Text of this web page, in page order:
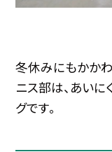
冬休みにもかか
ニス部は、あい
グです。